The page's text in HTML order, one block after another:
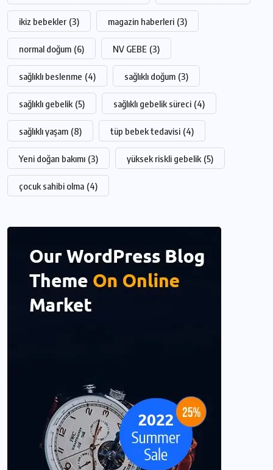
ikiz bebekler (3) magazin haberleri (3)
normal doğum (6) NV GEBE (3)
sağlıklı beslenme (4) sağlıklı doğum (3)
sağlıklı gebelik (5) sağlıklı gebelik süreci (4)
sağlıklı yaşam (8) tüp bebek tedavisi (4)
Yeni doğan bakımı (3) yüksek riskli gebelik (5)
çocuk sahibi olma (4)